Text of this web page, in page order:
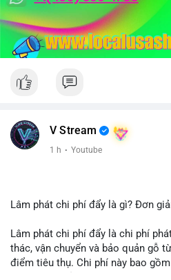
V Stream
1 h · Youtube
Lâm phát chi phí đẩy là gì? Đơn
Lâm phát chi phí đẩy là chi phí
thác, vận chuyển và bảo quản gỗ
điểm tiêu thụ. Chi phí này bao